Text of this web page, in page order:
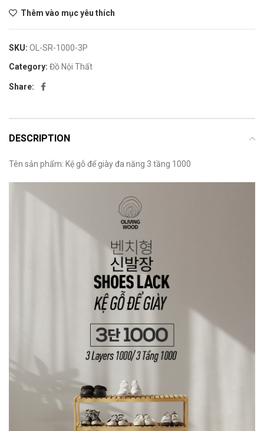
Thêm vào mục yêu thích
SKU: OL-SR-1000-3P
Category: Đồ Nội Thất
Share:
DESCRIPTION
Tên sản phẩm: Kệ gỗ để giày đa năng 3 tầng 1000